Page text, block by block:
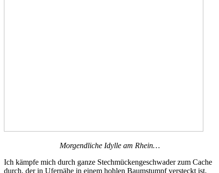
Morgendliche Idylle am Rhein…
Ich kämpfe mich durch ganze Stechmückengeschwader zum Cache
durch, der in Ufernähe in einem hohlen Baumstumpf versteckt ist.